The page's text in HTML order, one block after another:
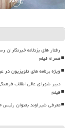
رفتار های بزدلانه
همراه فیلم
ویژه برنامه های تلویزیون در
دبیر شورای عالی انقلاب
فیلم
معرفی شیراوند بعنوان رئیس